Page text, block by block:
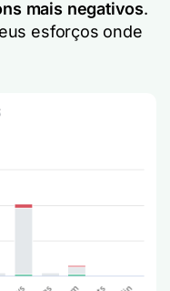
mais negativos.
esforços onde